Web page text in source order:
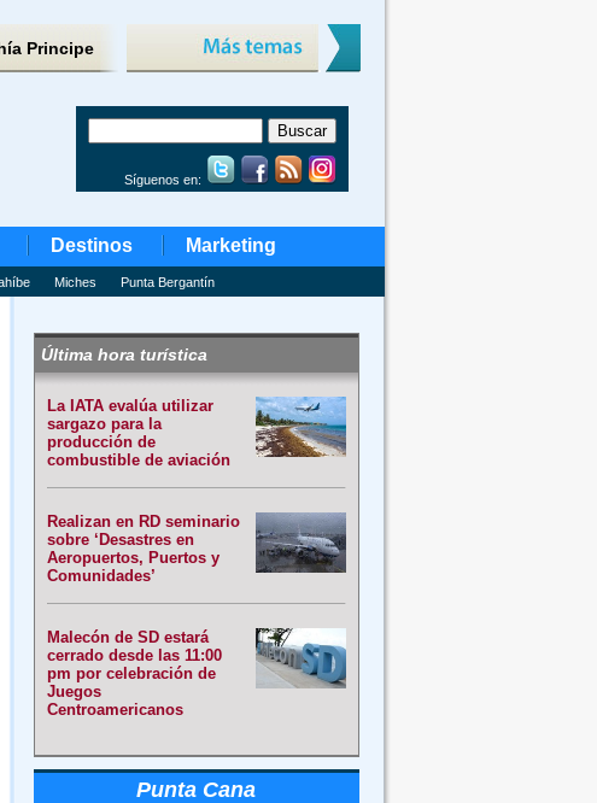
Principe
Síguenos en:
Destinos Marketing
Miches Punta Bergantín
Última hora turística
La IATA evalúa utilizar
sargazo para la
producción de
combustible de aviación
Realizan en RD seminario
sobre ‘Desastres en
Aeropuertos, Puertos y
Comunidades’
Malecón de SD estará
cerrado desde las 11:00
pm por celebración de
Juegos
Centroamericanos
Punta Cana